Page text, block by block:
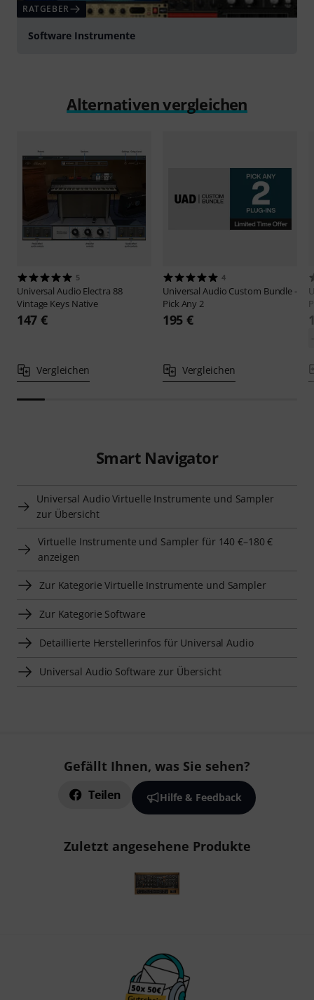
RATGEBER
Software Instrumente
Alternativen vergleichen
5
Universal Audio Electra 88
Vintage Keys Native
147 €
Vergleichen
4
Universal Audio Custom Bundle -
Pick Any 2
195 €
Vergleichen
Smart Navigator
Universal Audio Virtuelle Instrumente und Sampler
zur Übersicht
Virtuelle Instrumente und Sampler für 140 €–180 €
anzeigen
Zur Kategorie Virtuelle Instrumente und Sampler
Zur Kategorie Software
Detaillierte Herstellerinfos für Universal Audio
Universal Audio Software zur Übersicht
Gefällt Ihnen, was Sie sehen?
Teilen Hilfe & Feedback
Zuletzt angesehene Produkte